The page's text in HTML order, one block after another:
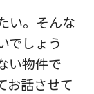
い。そんな
でしょう
い物件で
お話させて